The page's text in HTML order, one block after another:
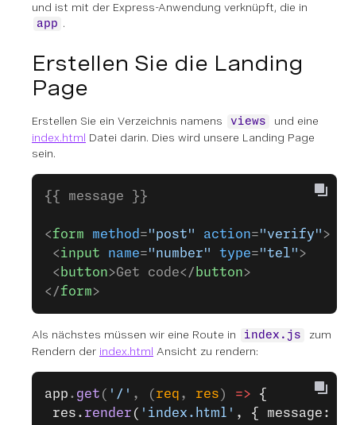
und ist mit der Express-Anwendung verknüpft, die in
app .
Erstellen Sie die Landing
Page
Erstellen Sie ein Verzeichnis namens views
und eine
index.html Datei darin. Dies wird unsere Landing Page
sein.
{{ message }}
<form method ="post" action="verify" >
<input name="number" type="tel" >
< button>Get code</ button>
</form>
Als nächstes müssen wir eine Route in index.js
zum
Rendern der index.html Ansicht zu rendern:
app . get ( '/' , ( req , res ) => {
res. render ( 'index.html' , { message: